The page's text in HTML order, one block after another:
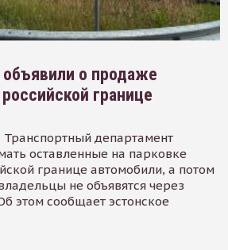
о продаже
границе
Транспортный департамент
оставленные на парковке
границе автомобили, а потом
не объявятся через
этом сообщает эстонское